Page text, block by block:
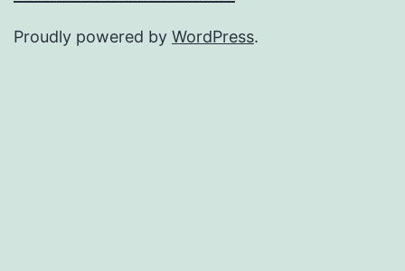
Proudly powered by WordPress.